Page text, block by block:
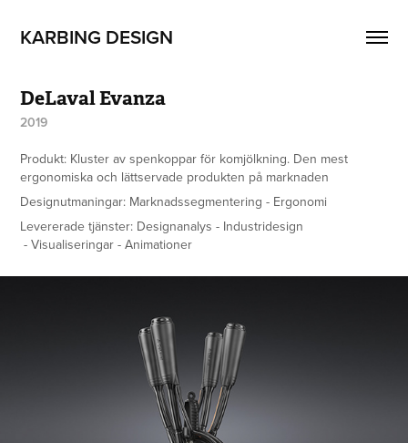
KARBING DESIGN
DeLaval Evanza
2019
Produkt: Kluster av spenkoppar för komjölkning. Den mest
ergonomiska och lättservade produkten på marknaden
Designutmaningar: Marknadssegmentering - Ergonomi
Levererade tjänster: Designanalys - Industridesign​​​​​​​
- Visualiseringar - Animationer